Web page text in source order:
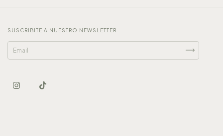
SUSCRIBITE A NUESTRO NEWSLETTER